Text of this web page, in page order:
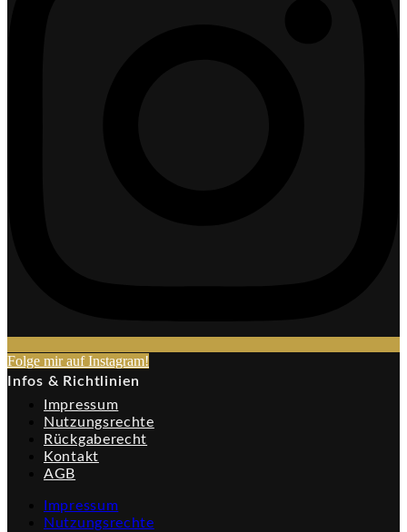
Folge mir auf Instagram!​
Infos & Richtlinien
Impressum
Nutzungsrechte
Rückgaberecht
Kontakt
AGB
Impressum
Nutzungsrechte